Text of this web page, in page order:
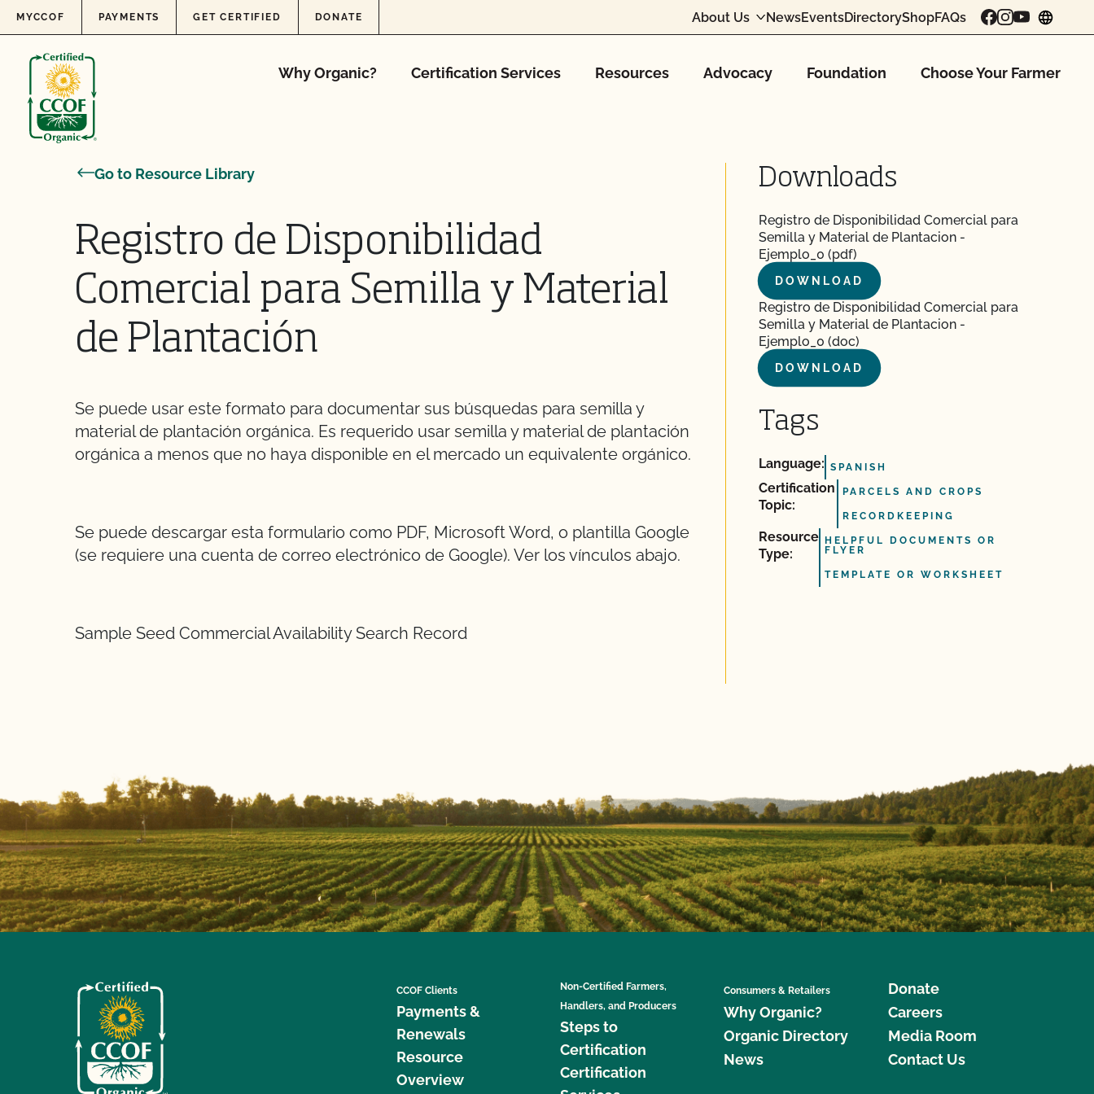
Skip to content
MYCCOF PAYMENTS GET CERTIFIED DONATE About Us NewsEventsDirectoryShopFAQs
Why Organic? Certification Services Resources Advocacy Foundation Choose Your Farmer
Go to Resource Library
Registro de Disponibilidad
Comercial para Semilla y Material
de Plantación
Se puede usar este formato para documentar sus búsquedas para semilla y
material de plantación orgánica. Es requerido usar semilla y material de plantación
orgánica a menos que no haya disponible en el mercado un equivalente orgánico.
Se puede descargar esta formulario como PDF, Microsoft Word, o plantilla Google
(se requiere una cuenta de correo electrónico de Google). Ver los vínculos abajo.
Sample Seed Commercial Availability Search Record
Downloads
Registro de Disponibilidad Comercial para
Semilla y Material de Plantacion -
Ejemplo_0 (pdf)
DOWNLOAD
Registro de Disponibilidad Comercial para
Semilla y Material de Plantacion -
Ejemplo_0 (doc)
DOWNLOAD
Tags
Language: SPANISH
Certification
Topic:
PARCELS AND CROPS
RECORDKEEPING
Resource
Type:
HELPFUL DOCUMENTS OR
FLYER
TEMPLATE OR WORKSHEET
CCOF Clients
Payments &
Renewals
Resource
Overview
Non-Certified Farmers,
Handlers, and Producers
Steps to
Certification
Certification
Consumers & Retailers
Why Organic?
Organic Directory
News
Donate
Careers
Media Room
Contact Us